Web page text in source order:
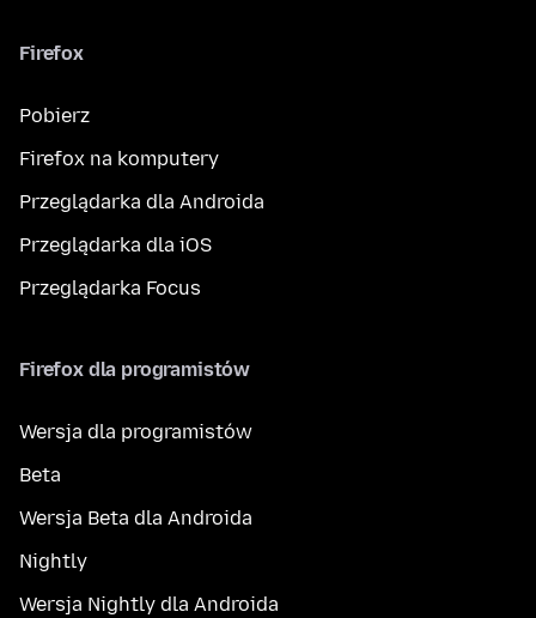
Firefox
Pobierz
Firefox na komputery
Przeglądarka dla Androida
Przeglądarka dla iOS
Przeglądarka Focus
Firefox dla programistów
Wersja dla programistów
Beta
Wersja Beta dla Androida
Nightly
Wersja Nightly dla Androida